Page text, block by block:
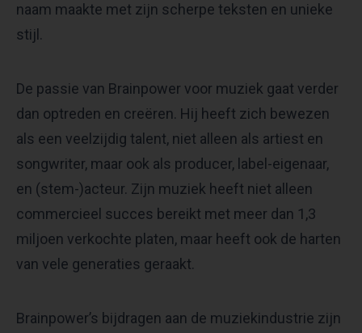
naam maakte met zijn scherpe teksten en unieke
stijl.
De passie van Brainpower voor muziek gaat verder
dan optreden en creëren. Hij heeft zich bewezen
als een veelzijdig talent, niet alleen als artiest en
songwriter, maar ook als producer, label-eigenaar,
en (stem-)acteur. Zijn muziek heeft niet alleen
commercieel succes bereikt met meer dan 1,3
miljoen verkochte platen, maar heeft ook de harten
van vele generaties geraakt.
Brainpower’s bijdragen aan de muziekindustrie zijn